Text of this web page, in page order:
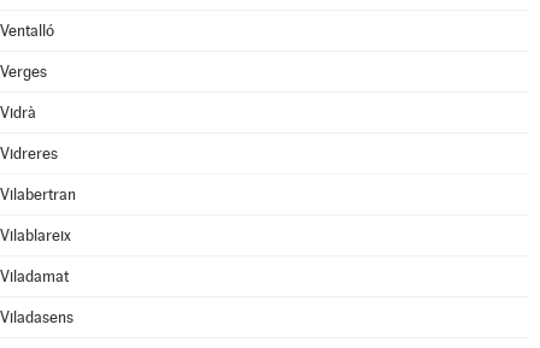
Ventalló
Verges
Vidrà
Vidreres
Vilabertran
Vilablareix
Viladamat
Viladasens